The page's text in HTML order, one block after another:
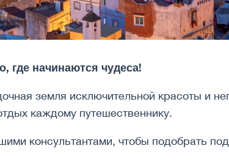
где начинаются чудеса!
земля исключительной красоты и
каждому путешественнику.
консультантами, чтобы подобрать